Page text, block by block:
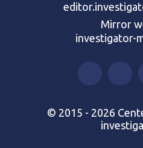
Mirror
investigator-
© 2015 - 2026